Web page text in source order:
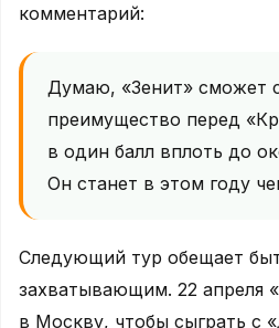
комментарий:
Думаю, «Зенит» сможет
преимущество перед
в один балл вплоть до
Он станет в этом году
Следующий тур обещает
захватывающим. 22 апреля
в Москву, чтобы сыграть с